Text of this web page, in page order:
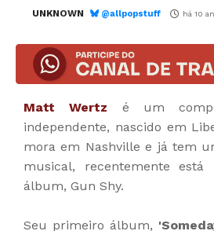
UNKNOWN @allpopstuff há 10
Matt Wertz é um
independente, nascido em
mora em Nashville e já tem
musical, recentemente está
álbum, Gun Shy.
Seu primeiro álbum,